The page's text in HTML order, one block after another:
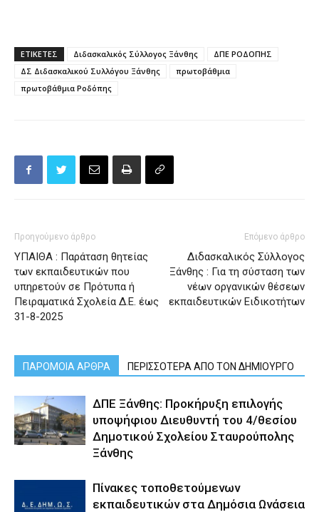
ΕΤΙΚΕΤΕΣ Διδασκαλικός Σύλλογος Ξάνθης
ΔΠΕ ΡΟΔΟΠΗΣ
ΔΣ Διδασκαλικού Συλλόγου Ξάνθης
πρωτοβάθμια
πρωτοβάθμια Ροδόπης
Προηγούμενο άρθρο
ΥΠΑΙΘΑ : Παράταση θητείας
των εκπαιδευτικών που
υπηρετούν σε Πρότυπα ή
Πειραματικά Σχολεία Δ.Ε. έως
31-8-2025
Επόμενο άρθρο
Διδασκαλικός Σύλλογος
Ξάνθης : Για τη σύσταση των
νέων οργανικών θέσεων
εκπαιδευτικών Ειδικοτήτων
ΠΑΡΟΜΟΙΑ ΑΡΘΡΑ ΠΕΡΙΣΣΟΤΕΡΑ ΑΠΟ ΤΟΝ ΔΗΜΙΟΥΡΓΟ
ΔΠΕ Ξάνθης: Προκήρυξη επιλογής
υποψήφιου Διευθυντή του 4/θεσίου
Δημοτικού Σχολείου Σταυρούπολης
Ξάνθης
Πίνακες τοποθετούμενων
εκπαιδευτικών στα Δημόσια Ωνάσεια